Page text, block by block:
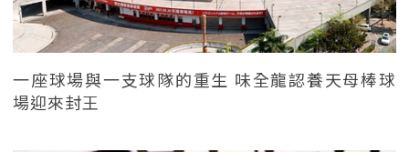
一座球場與一支球隊的重生 味全龍認養天母棒球
場迎來封王